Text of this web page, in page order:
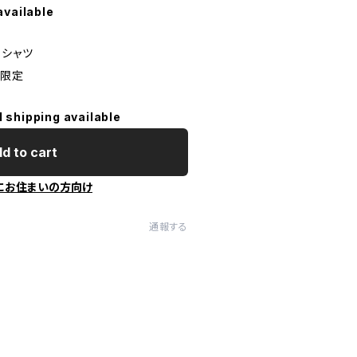
ャツ
定
shipping available
to cart
お住まいの方向け
通報する